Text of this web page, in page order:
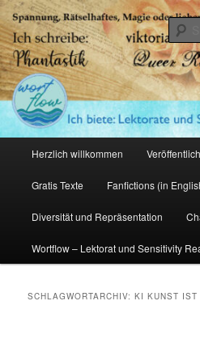
Zum
primären
Inhalt
springen
Zum
sekundären
Inhalt
springenAmalia Zeichnerin
Herzlich willkommen
Gratis Texte Fanfictions (in
Diversität und Repräsentation
Wortflow – Lektorat und Sensitivity
SCHLAGWORTARCHIV:KI KUNST IST